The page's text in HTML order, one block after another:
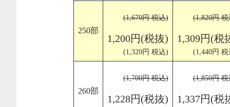
250部
(1,670円 税込)
1,200円(税抜)
(1,320円 税込)
(1,820円
1,309円(税
(1,440円
260部
(1,700円 税込)
1,228円(税抜)
(1,850円
1,337円(税